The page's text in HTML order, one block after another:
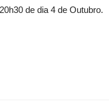
de dia 4 de Outubro.